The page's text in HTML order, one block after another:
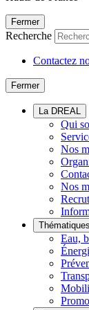
Fermer
Recherche
Contactez
Fermer
La DREAL
Qui
Nos
Nos
Thématiques
Eau,